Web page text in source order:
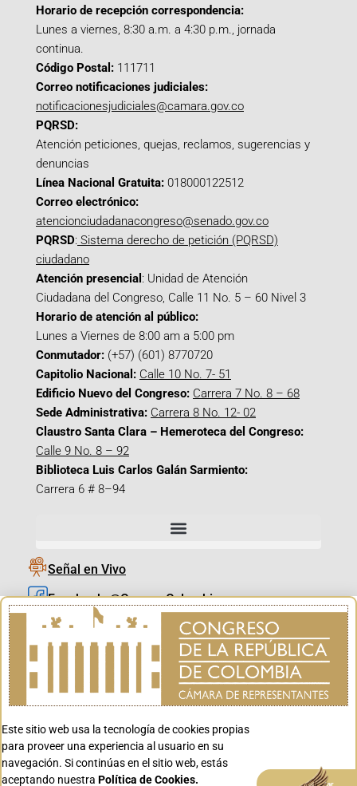
Horario de recepción correspondencia:
Lunes a viernes, 8:30 a.m. a 4:30 p.m., jornada
continua.
Código Postal: 111711
Correo notificaciones judiciales:
notificacionesjudiciales@camara.gov.co
PQRSD:
Atención peticiones, quejas, reclamos, sugerencias y
denuncias
Línea Nacional Gratuita: 018000122512
Correo electrónico:
atencionciudadanacongreso@senado.gov.co
PQRSD: Sistema derecho de petición (PQRSD)
ciudadano
Atención presencial : Unidad de Atención
Ciudadana del Congreso, Calle 11 No. 5 – 60 Nivel 3
Horario de atención al público:
Lunes a Viernes de 8:00 am a 5:00 pm
Conmutador: (+57) (601) 8770720
Capitolio Nacional: Calle 10 No. 7- 51
Edificio Nuevo del Congreso: Carrera 7 No. 8 – 68
Sede Administrativa: Carrera 8 No. 12- 02
Claustro Santa Clara – Hemeroteca del Congreso:
Calle 9 No. 8 – 92
Biblioteca Luis Carlos Galán Sarmiento:
Carrera 6 # 8–94
Señal en Vivo
Facebook_@CamaraColombia
Instagram_@CamaraColombia
X_@CamaraColombia
Youtube_@CamaraColombia
Youtube_@CanalCongreso
Este sitio web usa la tecnología de cookies propias
para proveer una experiencia al usuario en su
navegación. Si continúas en el sitio web, estás
aceptando nuestra Política de Cookies. Aceptar